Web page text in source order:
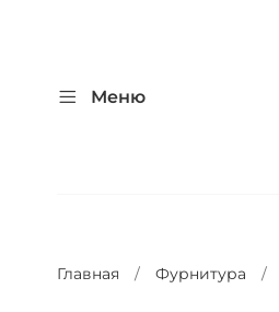
Меню
Главная Фурнитура